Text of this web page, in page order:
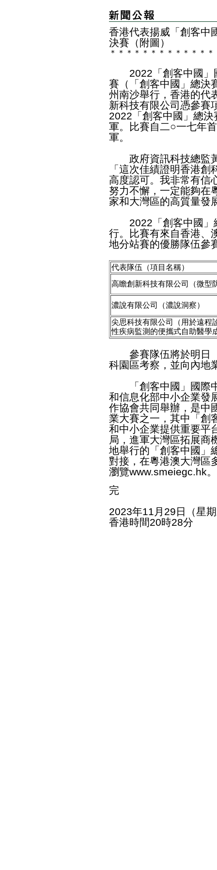
香港代表揚威「創客中
決賽（附圖）
＊ ＊ ＊ ＊ ＊ ＊ ＊ ＊ ＊ ＊ ＊ ＊ ＊
2022「創客中國」
賽（「創客中國」總決
州南沙舉行，香港的代
新科技有限公司憑參賽
2022「創客中國」總
軍。比賽自二○一七年
軍。
政府資訊科技總監黃
「這次佳績證明香港
高度認可。我非常有信
努力不懈，一定能夠在
家和大灣區的高質量發
2022「創客中國」
行。比賽有來自香港、
地分站賽的優勝隊伍參
代表隊伍（項目名稱）
高瞻創新科技有限公司（微型
濃說有限公司（濃說洞察）
尖思科技有限公司（用於遠程
性疾病監測的便攜式自助醫學
參賽隊伍將於明日（
科園區考察，並向內地
「創客中國」國際中
和信息化部中小企業發
作協會共同舉辦，是中
業大賽之一，其中「創
和中小企業提供重要平
局，進軍大灣區拓展商
地舉行的「創客中國」
對接，在粵港澳大灣區
瀏覽www.smeiegc.hk。
完
2023年11月29日（星
香港時間20時28分